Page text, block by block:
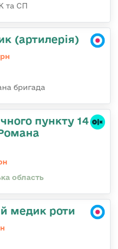
та СП
(артилерія)
бригада
пункту 14
область
медик роти